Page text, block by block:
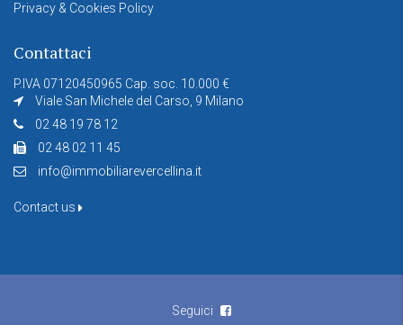
Privacy & Cookies Policy
Contattaci
P.IVA 07120450965 Cap. soc. 10.000 €
Viale San Michele del Carso, 9 Milano
02 48 19 78 12
02 48 02 11 45
info@immobiliarevercellina.it
Contact us
Seguici